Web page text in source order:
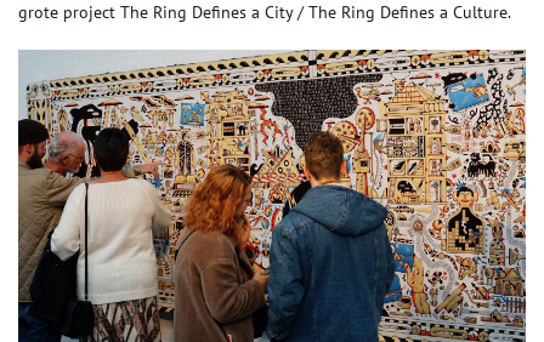
grote project The Ring Defines a City / The Ring Defines a Culture.